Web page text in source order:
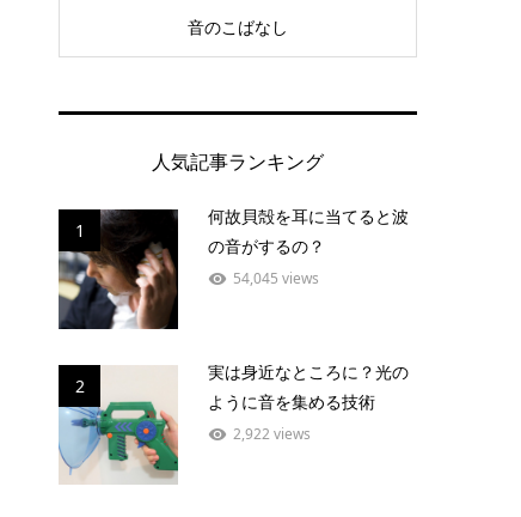
音のこばなし
人気記事ランキング
1
何故貝殻を耳に当てると波
の音がするの？
54,045 views
2
実は身近なところに？光の
ように音を集める技術
2,922 views